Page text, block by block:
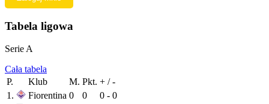
Tabela ligowa
Serie A
Cała tabela
P.
Klub M. Pkt. + / -
1.
Fiorentina 0 0
0 - 0